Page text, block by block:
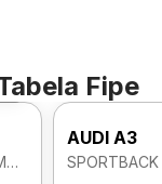
Fipe
SPORTBACK PERFOR BLACK HIBRIDO MHEV 2.0 AUTOMATICO
AUDI A3